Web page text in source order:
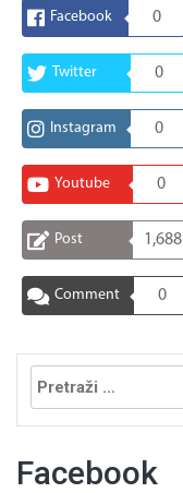
Facebook 0
Twitter 0
Instagram 0
Youtube 0
Post 1,688
Comment 0
Pretraga:
Facebook